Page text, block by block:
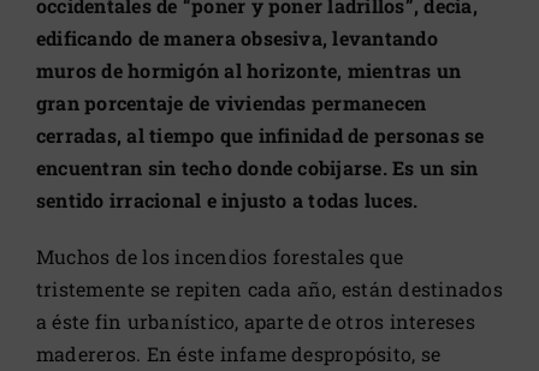
occidentales de “poner y poner ladrillos”, decía,
edificando de manera obsesiva, levantando
muros de hormigón al horizonte, mientras un
gran porcentaje de viviendas permanecen
cerradas, al tiempo que infinidad de personas se
encuentran sin techo donde cobijarse. Es un sin
sentido irracional e injusto a todas luces.
Muchos de los incendios forestales que
tristemente se repiten cada año, están destinados
a éste fin urbanístico, aparte de otros intereses
madereros. En éste infame despropósito, se